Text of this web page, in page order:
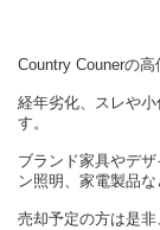
Country Counerの
経年劣化、スレや
す。
ブランド家具やデ
ン照明、家電製品な
売却予定の方は是非